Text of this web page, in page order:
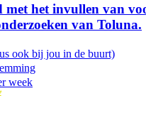
met het invullen van
van Toluna.
ook bij jou in de buurt)
week